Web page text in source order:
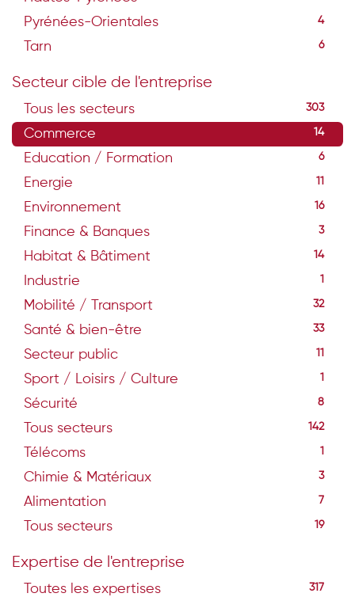
Pyrénées-Orientales 4
Tarn 6
Secteur cible de l'entreprise
Tous les secteurs 303
Commerce 14
Education / Formation 6
Energie 11
Environnement 16
Finance & Banques 3
Habitat & Bâtiment 14
Industrie 1
Mobilité / Transport 32
Santé & bien-être 33
Secteur public 11
Sport / Loisirs / Culture 1
Sécurité 8
Tous secteurs 142
Télécoms 1
Chimie & Matériaux 3
Alimentation 7
Tous secteurs 19
Expertise de l'entreprise
Toutes les expertises 317